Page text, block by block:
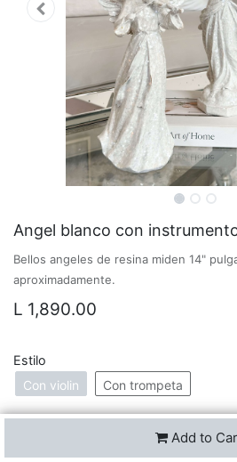
Angel blanco con
Bellos angeles de resina miden 14"
aproximadamente.
L 1,890.00
Estilo
Con violin
Con trompeta
Add to